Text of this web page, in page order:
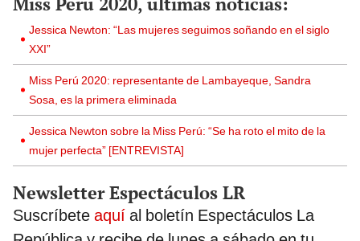
Jessica Newton: “Las mujeres seguimos soñando en el siglo
XXI”
Miss Perú 2020: representante de Lambayeque, Sandra
Sosa, es la primera eliminada
Jessica Newton sobre la Miss Perú: “Se ha roto el mito de la
mujer perfecta” [ENTREVISTA]
Newsletter Espectáculos LR
Suscríbete aquí al boletín Espectáculos La